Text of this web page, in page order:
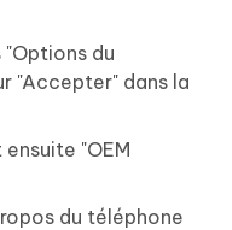
du
"Accepter" dans la
"OEM
du téléphone